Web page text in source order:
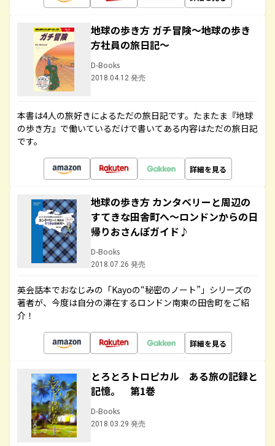
地球の歩き方 ガチ冒険～地球の歩き
方社員の旅日記～
D-Books
2018.04.12 発売
本書は4人の旅好きによるただの旅日記です。たまたま『地球
の歩き方』で働いているだけで書いてある内容はただの旅日記
です。
詳細を見る
地球の歩き方 カンタベリーと周辺の
すてきな田舎町へ～ロンドンからの日
帰りおさんぽガイド♪
D-Books
2018.07.26 発売
英会話本でおなじみの「Kayoの“秘密のノート”」シリーズの
著者が、今度は自分の滞在するロンドン南東の田舎町をご紹
介！
詳細を見る
とろとろトロピカル ある旅の記録と
記憶。 第1巻
D-Books
2018.03.29 発売